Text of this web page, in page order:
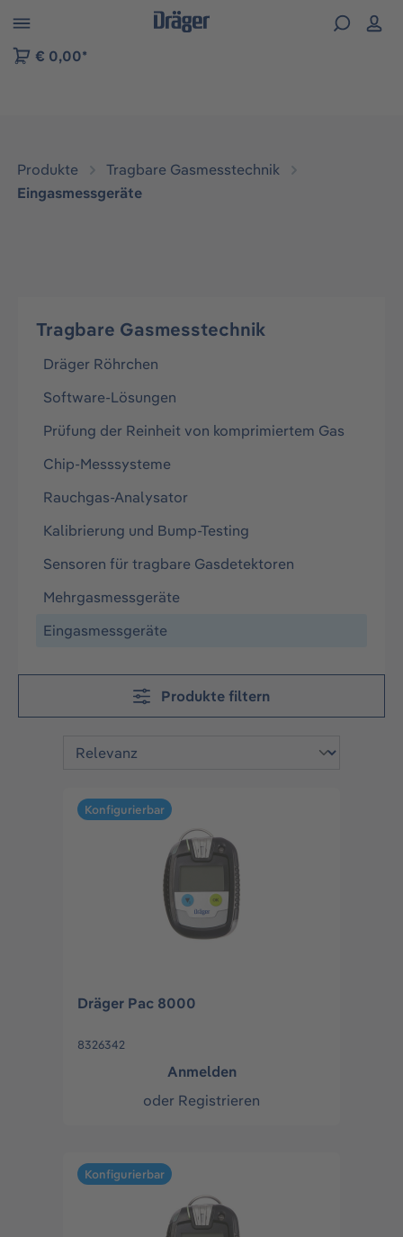
der B2B-Plattform springen
€ 0,00*
Produkte
Tragbare Gasmesstechnik
Eingasmessgeräte
Tragbare Gasmesstechnik
Dräger Röhrchen
Software-Lösungen
Prüfung der Reinheit von komprimiertem Gas
Chip-Messsysteme
Rauchgas-Analysator
Kalibrierung und Bump-Testing
Sensoren für tragbare Gasdetektoren
Mehrgasmessgeräte
Eingasmessgeräte
Produkte filtern
Konfigurierbar
Dräger Pac 8000
8326342
Anmelden
oder Registrieren
Konfigurierbar